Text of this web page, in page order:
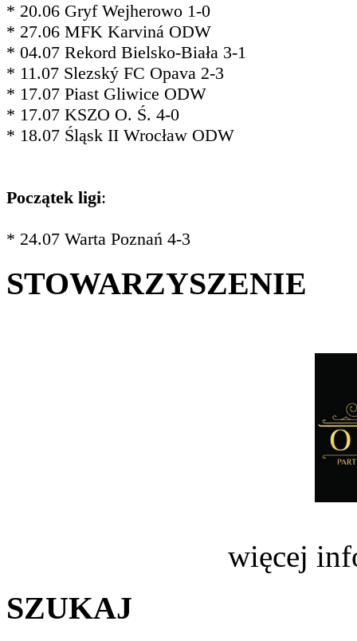
* 20.06 Gryf Wejherowo 1-0
* 27.06 MFK Karviná ODW
* 04.07 Rekord Bielsko-Biała 3-1
* 11.07 Slezský FC Opava 2-3
* 17.07 Piast Gliwice ODW
* 17.07 KSZO O. Ś. 4-0
* 18.07 Śląsk II Wrocław ODW
Początek ligi:
* 24.07 Warta Poznań 4-3
STOWARZYSZENIE
więcej
SZUKAJ